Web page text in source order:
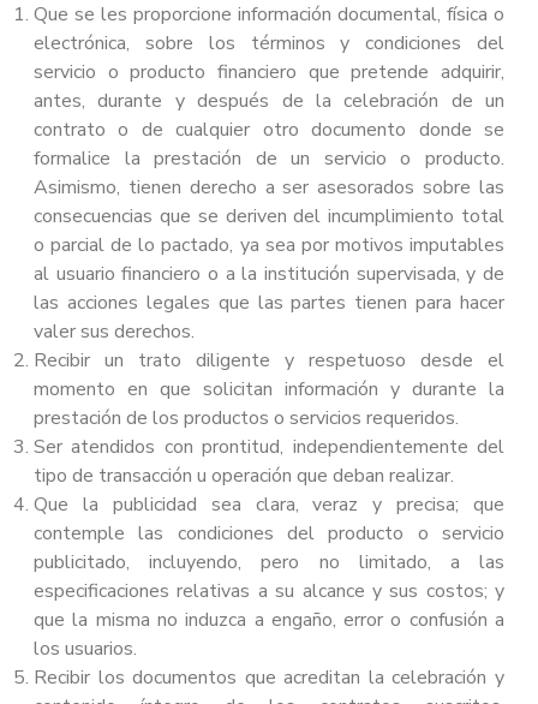
Que se les proporcione información documental, física o
electrónica, sobre los términos y condiciones del
servicio o producto financiero que pretende adquirir,
antes, durante y después de la celebración de un
contrato o de cualquier otro documento donde se
formalice la prestación de un servicio o producto.
Asimismo, tienen derecho a ser asesorados sobre las
consecuencias que se deriven del incumplimiento total
o parcial de lo pactado, ya sea por motivos imputables
al usuario financiero o a la institución supervisada, y de
las acciones legales que las partes tienen para hacer
valer sus derechos.
Recibir un trato diligente y respetuoso desde el
momento en que solicitan información y durante la
prestación de los productos o servicios requeridos.
Ser atendidos con prontitud, independientemente del
tipo de transacción u operación que deban realizar.
Que la publicidad sea clara, veraz y precisa; que
contemple las condiciones del producto o servicio
publicitado, incluyendo, pero no limitado, a las
especificaciones relativas a su alcance y sus costos; y
que la misma no induzca a engaño, error o confusión a
los usuarios.
Recibir los documentos que acreditan la celebración y